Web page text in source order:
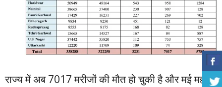
राज्य में अब 7017 मरीजों की मौत हो चुकी है और मई महीने